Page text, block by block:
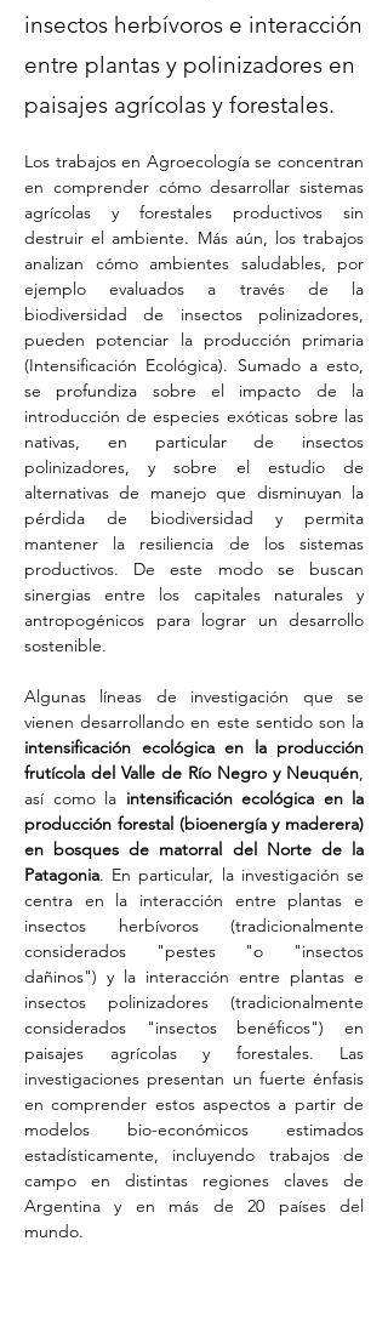
insectos herbívoros e interacción
entre plantas y polinizadores en
paisajes agrícolas y forestales.
Los trabajos en Agroecología se concentran
en comprender cómo desarrollar sistemas
agrícolas y forestales productivos sin
destruir el ambiente. Más aún, los trabajos
analizan cómo ambientes saludables, por
ejemplo evaluados a través de la
biodiversidad de insectos polinizadores,
pueden potenciar la producción primaria
(Intensificación Ecológica). Sumado a esto,
se profundiza sobre el impacto de la
introducción de especies exóticas sobre las
nativas, en particular de insectos
polinizadores, y sobre el estudio de
alternativas de manejo que disminuyan la
pérdida de biodiversidad y permita
mantener la resiliencia de los sistemas
productivos. De este modo se buscan
sinergias entre los capitales naturales y
antropogénicos para lograr un desarrollo
sostenible.
Algunas líneas de investigación que se
intensificación ecológica en la producción
frutícola del Valle de Río Negro y Neuquén,
así como la intensificación ecológica en la
producción forestal (bioenergía y maderera)
en bosques de matorral del Norte de la
Patagonia. En particular, la investigación se
centra en la interacción entre plantas e
insectos herbívoros (tradicionalmente
considerados "pestes "o "insectos
dañinos") y la interacción entre plantas e
insectos polinizadores (tradicionalmente
considerados "insectos benéficos") en
paisajes agrícolas y forestales. Las
investigaciones presentan un fuerte énfasis
en comprender estos aspectos a partir de
modelos bio-económicos estimados
estadísticamente, incluyendo trabajos de
campo en distintas regiones claves de
Argentina y en más de 20 países del
mundo.